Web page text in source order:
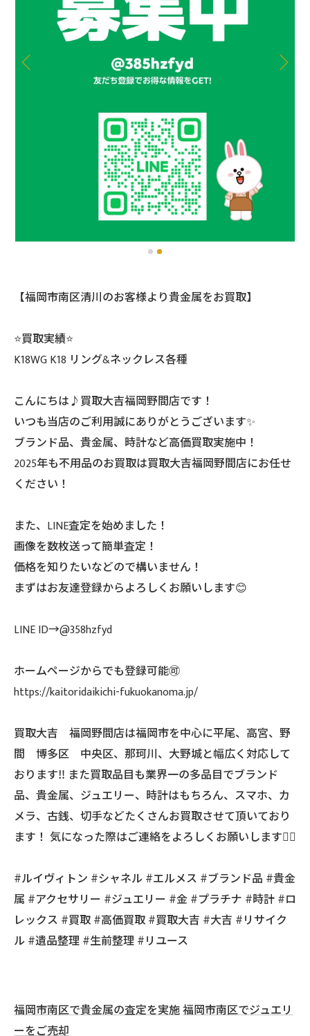
【福岡市南区清川のお客様より貴金属をお買取】
⭐️買取実績⭐️
K18WG K18 リング&ネックレス各種
こんにちは♪買取大吉福岡野間店です！
いつも当店のご利用誠にありがとうございます✨
ブランド品、貴金属、時計など高価買取実施中！
2025年も不用品のお買取は買取大吉福岡野間店にお任せ
ください！
また、LINE査定を始めました！
画像を数枚送って簡単査定！
価格を知りたいなどので構いません！
まずはお友達登録からよろしくお願いします😊
LINE ID→@358hzfyd
ホームページからでも登録可能🉑
https://kaitoridaikichi-fukuokanoma.jp/
買取大吉 福岡野間店は福岡市を中心に平尾、高宮、野
間 博多区 中央区、那珂川、大野城と幅広く対応して
おります‼️ また買取品目も業界一の多品目でブランド
品、貴金属、ジュエリー、時計はもちろん、スマホ、カ
メラ、古銭、切手などたくさんお買取させて頂いており
ます！ 気になった際はご連絡をよろしくお願いします🙇‍♂️
#ルイヴィトン #シャネル #エルメス #ブランド品 #貴金
属 #アクセサリー #ジュエリー #金 #プラチナ #時計 #ロ
レックス #買取 #高価買取 #買取大吉 #大吉 #リサイク
ル #遺品整理 #生前整理 #リユース
福岡市南区で貴金属の査定を実施福岡市南区でジュエリ
ーをご売却